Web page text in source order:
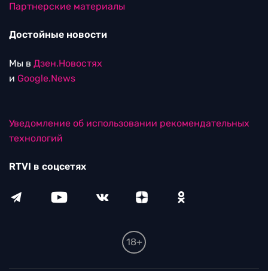
Партнерские материалы
Достойные новости
Мы в Дзен.Новостях
и Google.News
Уведомление об использовании рекомендательных
технологий
RTVI в соцсетях
18+